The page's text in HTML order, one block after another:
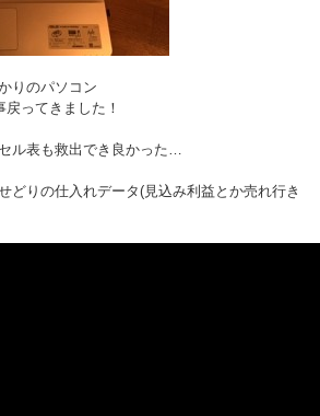
りのパソコン
ってきました！
ル表も救出でき良かった…
どりの仕入れデータ(見込み利益とか売れ行き